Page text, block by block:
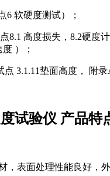
6 软硬度测试）；
8.1 高度损失，8.2硬度
）；
点 3.1.11垫面高度， 附录
试验仪 产品特
，表面处理性能良好，